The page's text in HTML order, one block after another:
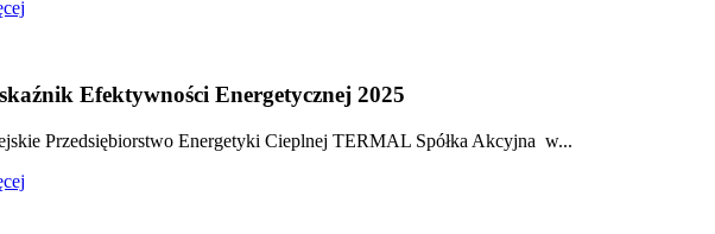
Efektywności Energetycznej 2025
Przedsiębiorstwo Energetyki Cieplnej TERMAL Spółka Akcyjna w...